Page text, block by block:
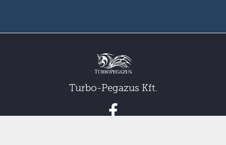
Turbo-Pegazus Kft.